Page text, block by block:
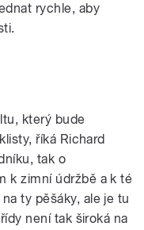
rychle, aby
který bude
říká Richard
tak o
k zimní údržbě a k té
ty pěšáky, ale je tu
není tak široká na